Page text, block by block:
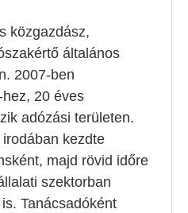
közgazdász,
általános
2007-ben
20 éves
adózási területen.
kezdte
majd rövid időre
szektorban
Tanácsadóként